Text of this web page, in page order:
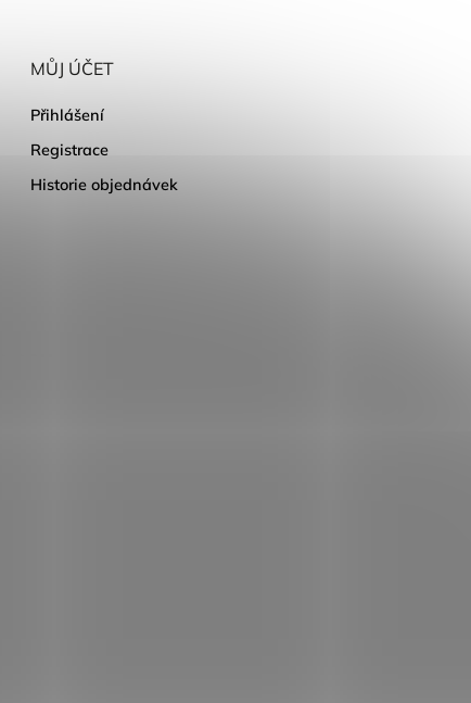
MŮJ ÚČET
Přihlášení
Registrace
Historie objednávek